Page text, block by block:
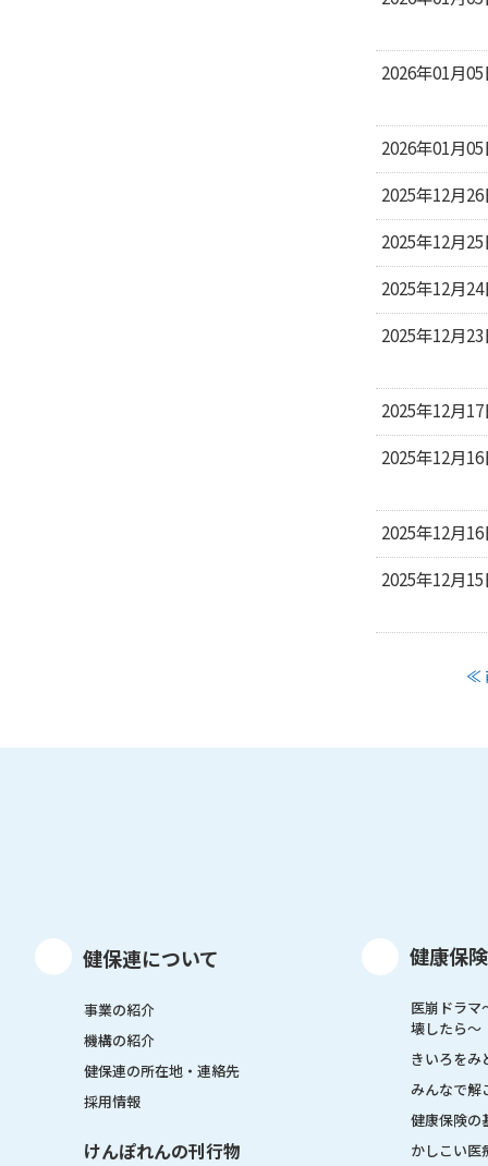
2026年01月
2026年01月
2025年12月
2025年12月
2025年12月
2025年12月
2025年12月
2025年12月
2025年12月
2025年12月
≪
健保連について
事業の紹介
機構の紹介
健保連の所在地・連絡先
採用情報
けんぽれんの刊行物
健康保
医崩ドラマ
壊したら〜
きいろをみ
みんなで解
健康保険の
かしこい医